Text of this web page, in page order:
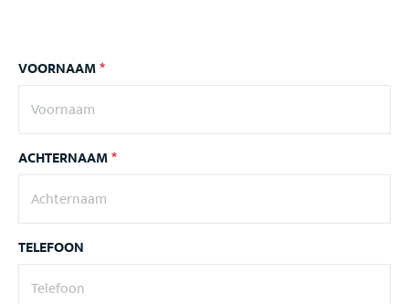
VOORNAAM*
ACHTERNAAM*
TELEFOON